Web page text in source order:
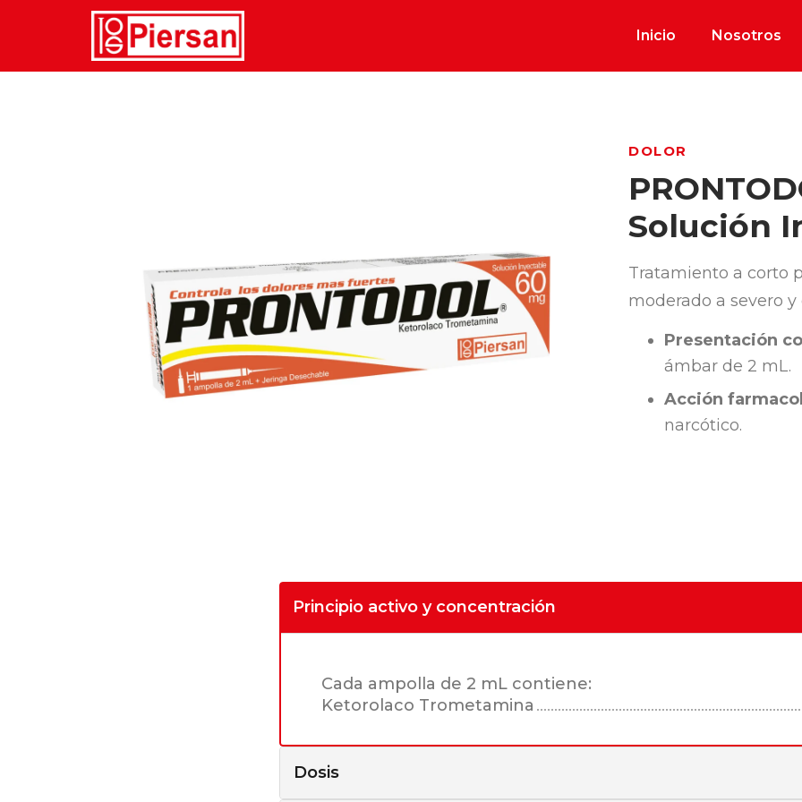
Inicio Nosotros
DOLOR
Solución
Tratamiento a corto
moderado a severo
Presentación
ámbar de 2 mL.
Acción
narcótico.
Principio activo y concentración
Cada ampolla de 2 mL contiene:
Ketorolaco Trometamina
Dosis